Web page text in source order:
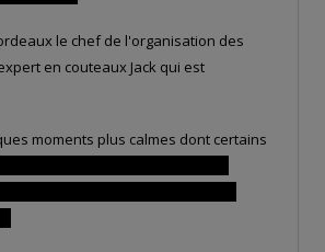
le chef de l'organisation des
en couteaux Jack qui est
moments plus calmes dont certains